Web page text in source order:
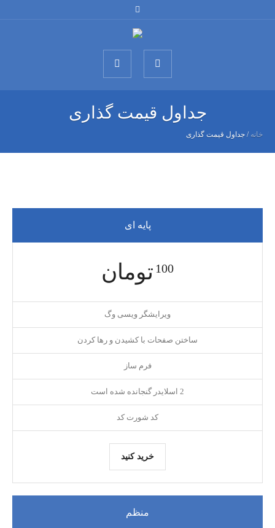
جداول قیمت گذاری
خانه / جداول قیمت گذاری
پایه ای
100 تومان
ویرایشگر ویسی وگ
ساختن صفحات با کشیدن و رها کردن
فرم ساز
2 اسلایدر گنجانده شده است
کد شورت کد
خرید کنید
منظم